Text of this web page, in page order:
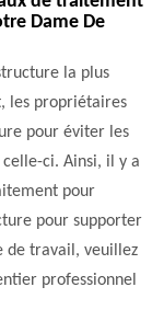
Dame De
la plus
les propriétaires
pour éviter les
ci. Ainsi, il y a
pour
pour supporter
de travail, veuillez
professionnel